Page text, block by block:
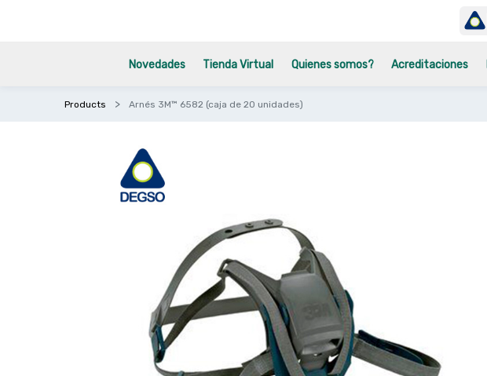
Novedades Tienda Virtual Quienes somos? Acreditaciones
Products Arnés 3M™ 6582 (caja de 20 unidades)